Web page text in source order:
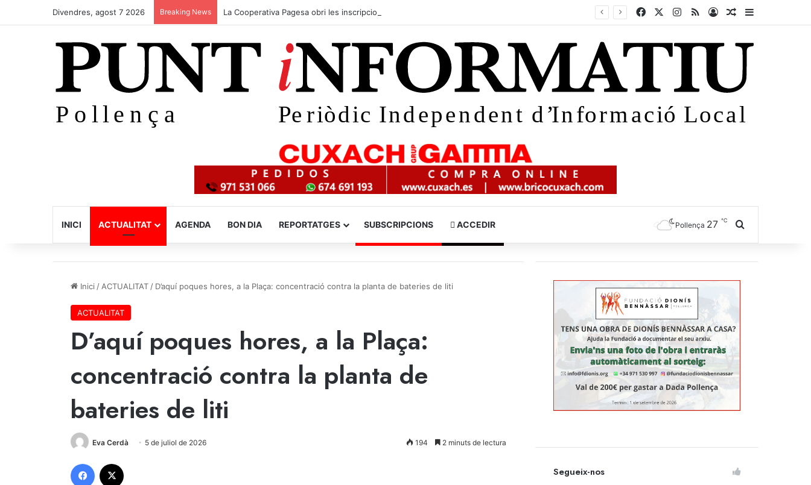
Divendres, agost 7 2026 Breaking News La Cooperativa Pagesa obri les inscripcions per a la XXIII Anada a la Vorera de Mar FacebookInstagram
RSSIniciar sessió
Article aleatori
Sidebar
INICI ACTUALITAT AGENDA BON DIA REPORTATGES SUBSCRIPCIONS ACCEDIR Pollença 27 ℃
Inici / ACTUALITAT / D’aquí poques hores, a la Plaça: concentració contra la planta de bateries de liti
ACTUALITAT
D’aquí poques hores, a la Plaça:
concentració contra la planta de
bateries de liti
Eva Cerdà 5 de juliol de 2026 194 2 minuts de lectura
Facebook
Segueix-nos